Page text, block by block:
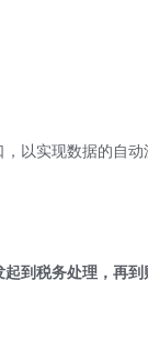
以实现数据的自
起到税务处理，再